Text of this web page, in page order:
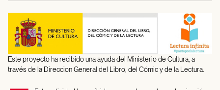
Este proyecto ha recibido una ayuda del Ministerio de Cultura, a
través de la Direccion General del Libro, del Cómic y de la Lectura.